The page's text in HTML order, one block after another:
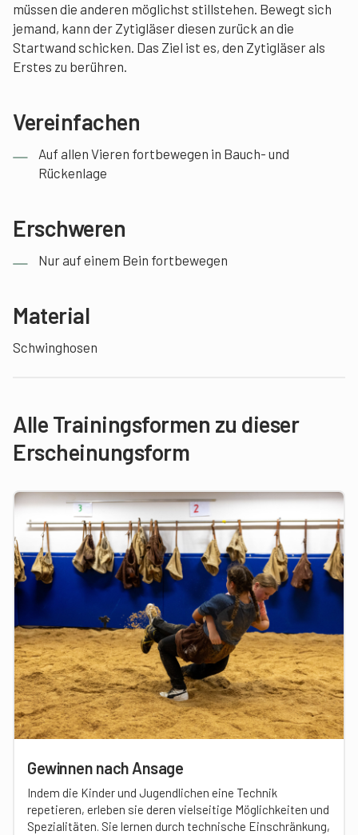
müssen die anderen möglichst stillstehen. Bewegt sich
jemand, kann der Zytigläser diesen zurück an die
Startwand schicken. Das Ziel ist es, den Zytigläser als
Erstes zu berühren.
Vereinfachen
Auf allen Vieren fortbewegen in Bauch- und
Rückenlage
Erschweren
Nur auf einem Bein fortbewegen
Material
Schwinghosen
Alle Trainingsformen zu dieser
Erscheinungsform
Gewinnen nach Ansage
Indem die Kinder und Jugendlichen eine Technik
repetieren, erleben sie deren vielseitige Möglichkeiten und
Spezialitäten. Sie lernen durch technische Einschränkung,